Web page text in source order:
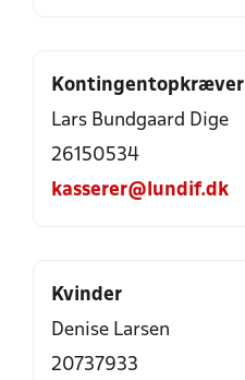
Kontingentopkræver
Lars Bundgaard Dige
26150534
kasserer@lundif.dk
Kvinder
Denise Larsen
20737933